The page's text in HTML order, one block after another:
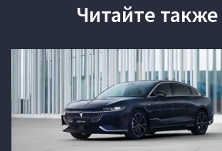
Читайте также